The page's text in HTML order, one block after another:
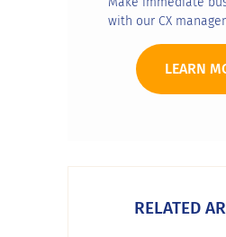
with our CX
LEARN
RELATED